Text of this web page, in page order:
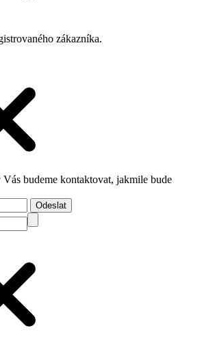
zákazníka.
budeme kontaktovat, jakmile bude
Odeslat